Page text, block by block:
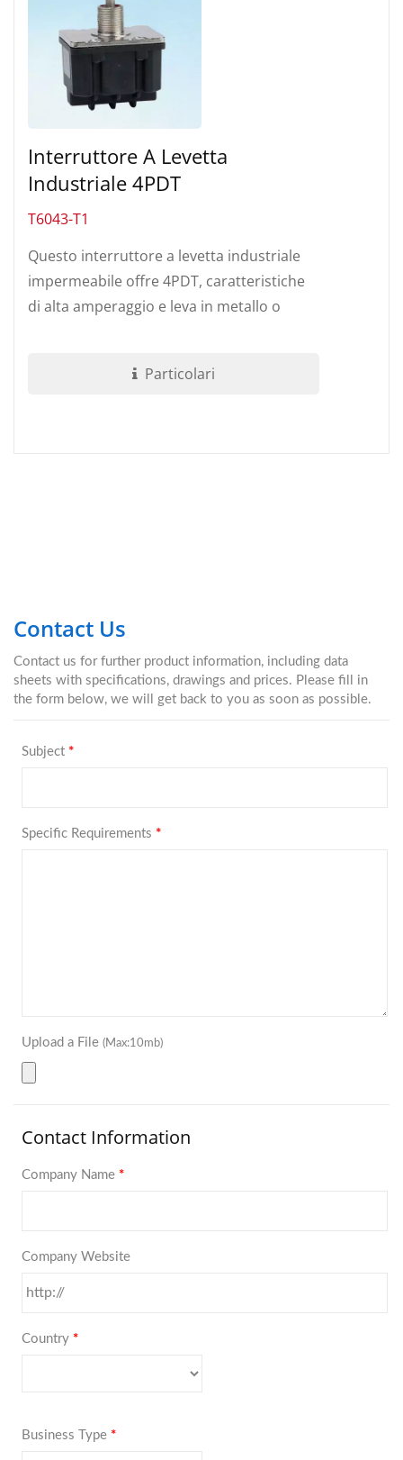
Interruttore A Levetta
Industriale 4PDT
T6043-T1
Questo interruttore a levetta industriale
impermeabile offre 4PDT, caratteristiche
di alta amperaggio e leva in metallo o
Particolari